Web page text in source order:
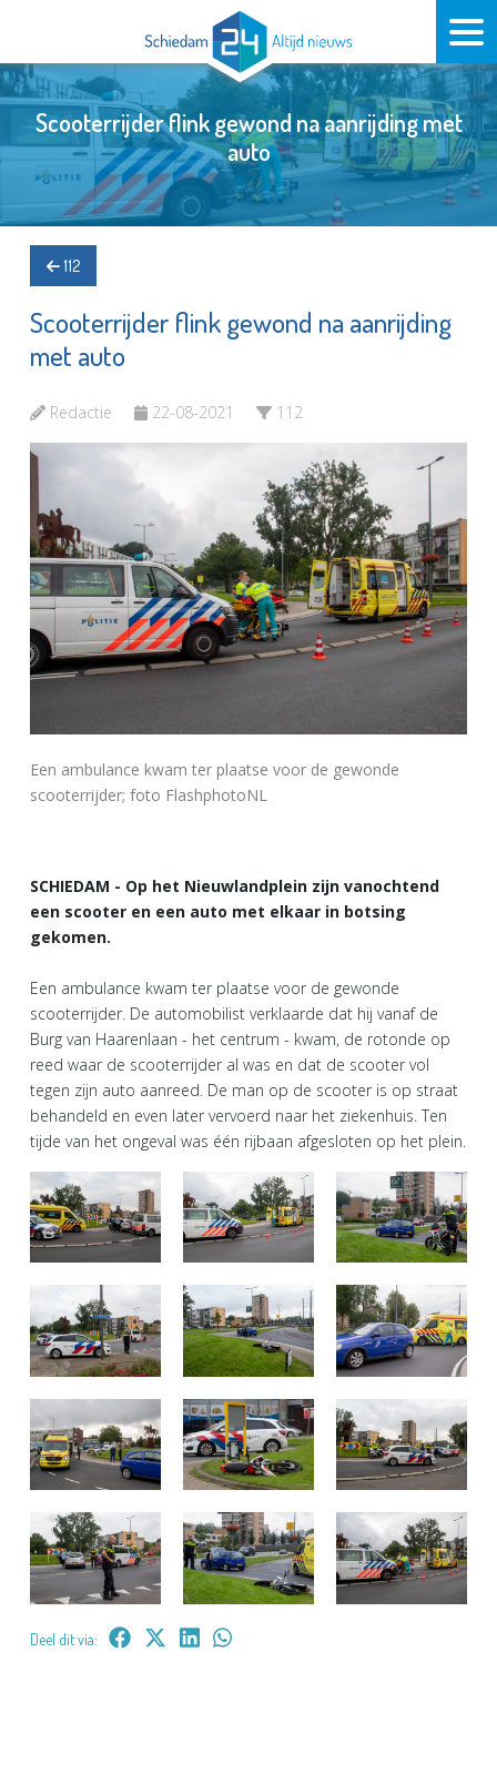
Scooterrijder flink gewond na aanrijding met
auto
112
Scooterrijder flink gewond na aanrijding
met auto
Redactie 22-08-2021 112
Een ambulance kwam ter plaatse voor de gewonde
scooterrijder; foto FlashphotoNL
SCHIEDAM - Op het Nieuwlandplein zijn vanochtend
een scooter en een auto met elkaar in botsing
gekomen.
Een ambulance kwam ter plaatse voor de gewonde
scooterrijder. De automobilist verklaarde dat hij vanaf de
Burg van Haarenlaan - het centrum - kwam, de rotonde op
reed waar de scooterrijder al was en dat de scooter vol
tegen zijn auto aanreed. De man op de scooter is op straat
behandeld en even later vervoerd naar het ziekenhuis. Ten
tijde van het ongeval was één rijbaan afgesloten op het plein.
Deel dit via: